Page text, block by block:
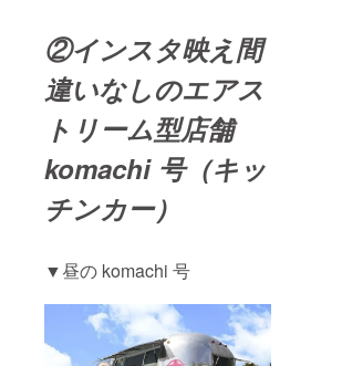
②インスタ映え間
違いなしのエアス
トリーム型店舗
komachi 号（キッ
チンカー）
▼昼の komachi 号